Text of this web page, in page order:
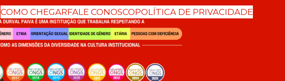
COMO CHEGARFALE CONOSCOPOLÍTICA DE PRIVACIDADE